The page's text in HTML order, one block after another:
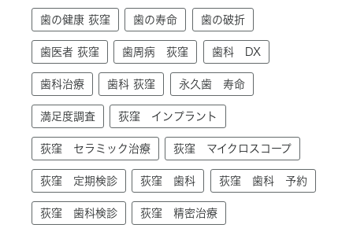
歯の健康 荻窪 歯の寿命 歯の破折
歯医者 荻窪 歯周病 荻窪 歯科 DX
歯科治療 歯科 荻窪 永久歯 寿命
満足度調査 荻窪 インプラント
荻窪 セラミック治療 荻窪 マイクロスコープ
荻窪 定期検診 荻窪 歯科 荻窪 歯科 予約
荻窪 歯科検診 荻窪 精密治療